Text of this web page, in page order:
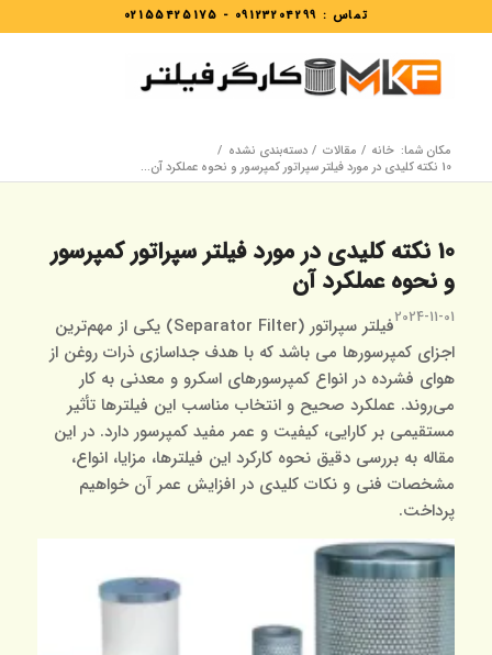
تماس : 09123204299
-
02155425175
مکان شما: خانه / مقالات / دسته‌بندی نشده /
10 نکته کلیدی در مورد فیلتر سپراتور کمپرسور و نحوه عملکرد آن...
10 نکته کلیدی در مورد فیلتر سپراتور کمپرسور
و نحوه عملکرد آن
2024-11-01
فیلتر سپراتور (Separator Filter) یکی از مهم‌ترین
اجزای کمپرسورها می باشد که با هدف جداسازی ذرات روغن از
هوای فشرده در انواع کمپرسورهای اسکرو و معدنی به کار
می‌روند. عملکرد صحیح و انتخاب مناسب این فیلترها تأثیر
مستقیمی بر کارایی، کیفیت و عمر مفید کمپرسور دارد. در این
مقاله به بررسی دقیق نحوه کارکرد این فیلترها، مزایا، انواع،
مشخصات فنی و نکات کلیدی در افزایش عمر آن خواهیم
پرداخت.